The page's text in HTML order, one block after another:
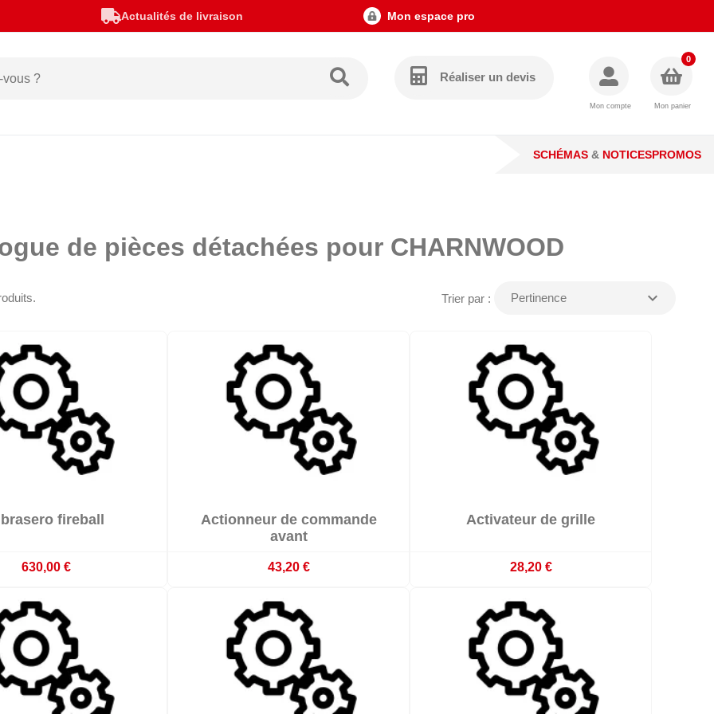
Actualités de livraison Mon espace pro
Réaliser un devis
Mon compte Mon panier
0
SCHÉMAS & NOTICESPROMOS
de pièces détachées pour CHARNWOOD
Trier par : Pertinence expand_more
: délai 3 à 4 semaines
fireball
630,00 €
Sur commande : délai 3 à 4 semaines
Actionneur de commande
avant
43,20 €
Sur commande : délai 3 à 4 semaines
Activateur de grille
28,20 €